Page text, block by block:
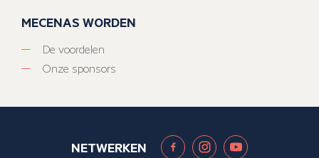
MECENAS WORDEN
De voordelen
Onze sponsors
NETWERKEN